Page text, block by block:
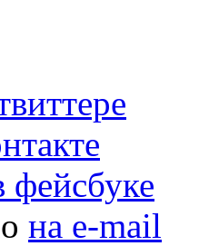
фейсбуке
на e-mail